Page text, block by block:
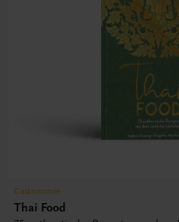
Gastronomie
Thai Food